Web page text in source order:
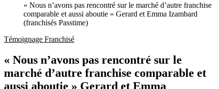
« Nous n’avons pas rencontré sur le marché d’autre franchise
comparable et aussi aboutie » Gerard et Emma Izambard
(franchisés Passtime)
Témoignage Franchisé
« Nous n’avons pas rencontré sur le
marché d’autre franchise comparable et
aussi aboutie » Gerard et Emma